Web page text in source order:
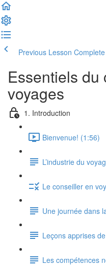
Previous Lesson
Essentiels du
voyages
1. Introduction
Bienvenue! (1:56)
L’industrie du
Le conseiller en
Une journée dans
Leçons apprises
Les compétences